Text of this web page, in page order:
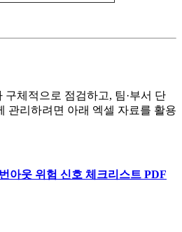
체적으로 점검하고, 팀·부서 단
관리하려면 아래 엑셀 자료를 활용
아웃 위험 신호 체크리스트 PDF